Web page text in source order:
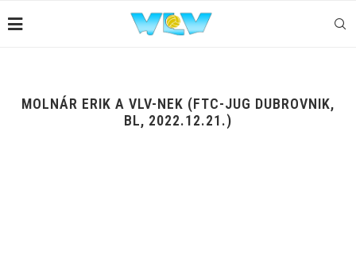
MOLNÁR ERIK A VLV-NEK (FTC-JUG DUBROVNIK,
BL, 2022.12.21.)